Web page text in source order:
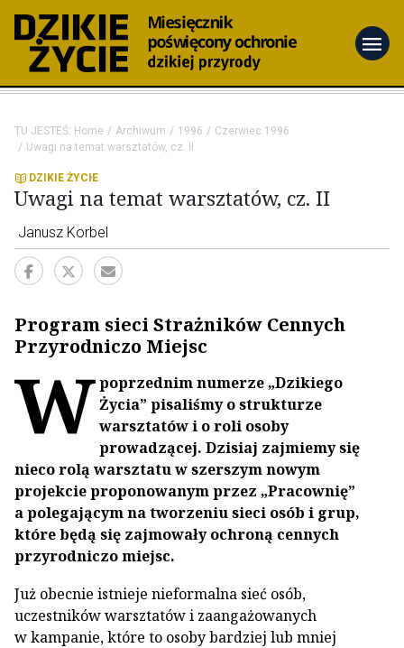
menu
TU JESTEŚ: Home Archiwum 1996
Czerwiec 1996
Uwagi na temat warsztatów, cz. II
DZIKIE ŻYCIE
Uwagi na temat warsztatów, cz. II
Janusz Korbel
Program sieci Strażników Cennych
Przyrodniczo Miejsc
Wpoprzednim numerze „Dzikiego
Życia” pisaliśmy o strukturze
warsztatów i o roli osoby
prowadzącej. Dzisiaj zajmiemy się
nieco rolą warsztatu w szerszym nowym
projekcie proponowanym przez „Pracownię”
a polegającym na tworzeniu sieci osób i grup,
które będą się zajmowały ochroną cennych
przyrodniczo miejsc.
Już obecnie istnieje nieformalna sieć osób,
uczestników warsztatów i zaangażowanych
w kampanie, które to osoby bardziej lub mniej